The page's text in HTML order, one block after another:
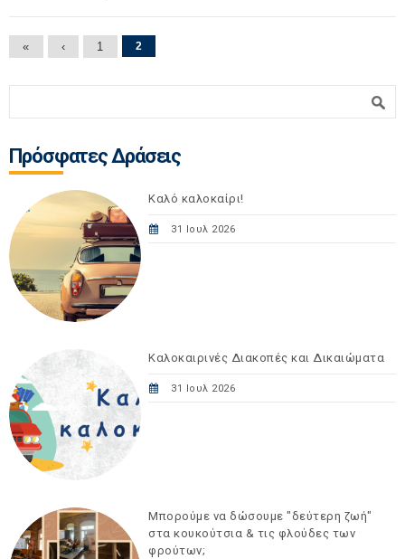
Σελίδες
« ‹ 1 2
Πρόσφατες Δράσεις
Καλό καλοκαίρι!
31 Ιουλ 2026
Καλοκαιρινές Διακοπές και Δικαιώματα
31 Ιουλ 2026
Μπορούμε να δώσουμε "δεύτερη ζωή"
στα κουκούτσια & τις φλούδες των
φρούτων;